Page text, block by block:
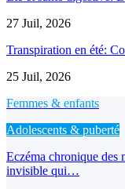
27 Juil, 2026
Transpiration en été:
25 Juil, 2026
Femmes & enfants
Adolescents & puberté
Eczéma chronique des
invisible qui…